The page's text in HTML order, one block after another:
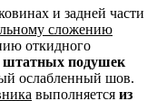
и задней части
сложению
откидного
штатных подушек
ослабленный шов.
выполняется из